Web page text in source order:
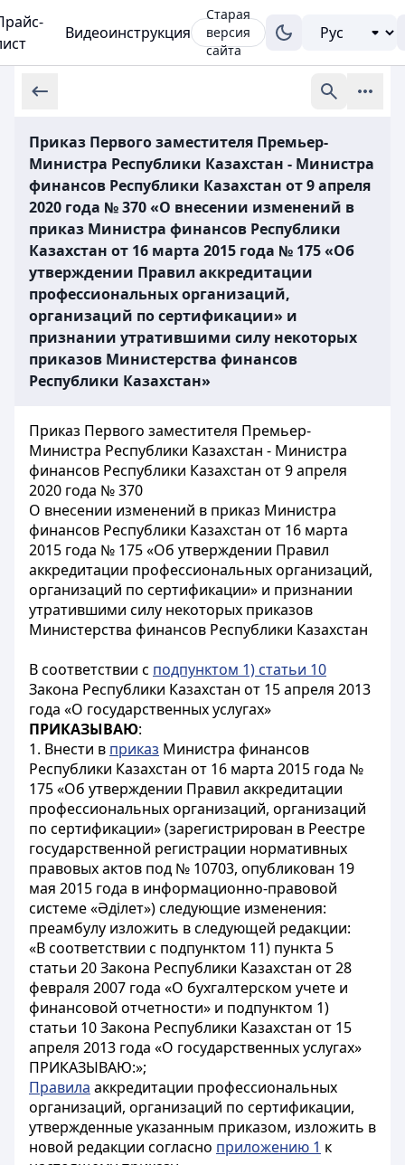
Видеоинструкция
Старая
версия
сайта
Приказ Первого заместителя Премьер-
Министра Республики Казахстан - Министра
финансов Республики Казахстан от 9 апреля
2020 года № 370 «О внесении изменений в
приказ Министра финансов Республики
Казахстан от 16 марта 2015 года № 175 «Об
утверждении Правил аккредитации
профессиональных организаций,
организаций по сертификации» и
признании утратившими силу некоторых
приказов Министерства финансов
Республики Казахстан»
Приказ Первого заместителя Премьер-
Министра Республики Казахстан - Министра
финансов Республики Казахстан от 9 апреля
2020 года № 370
О внесении изменений в приказ Министра
финансов Республики Казахстан от 16 марта
2015 года № 175 «Об утверждении Правил
аккредитации профессиональных организаций,
организаций по сертификации» и признании
утратившими силу некоторых приказов
Министерства финансов Республики Казахстан
В соответствии с подпунктом 1) статьи 10
Закона Республики Казахстан от 15 апреля 2013
года «О государственных услугах»
ПРИКАЗЫВАЮ:
1. Внести в приказ Министра финансов
Республики Казахстан от 16 марта 2015 года №
175 «Об утверждении Правил аккредитации
профессиональных организаций, организаций
по сертификации» (зарегистрирован в Реестре
государственной регистрации нормативных
правовых актов под № 10703, опубликован 19
мая 2015 года в информационно-правовой
системе «Әділет») следующие изменения:
преамбулу изложить в следующей редакции:
«В соответствии с подпунктом 11) пункта 5
статьи 20 Закона Республики Казахстан от 28
февраля 2007 года «О бухгалтерском учете и
финансовой отчетности» и подпунктом 1)
статьи 10 Закона Республики Казахстан от 15
апреля 2013 года «О государственных услугах»
ПРИКАЗЫВАЮ:»;
Правила аккредитации профессиональных
организаций, организаций по сертификации,
утвержденные указанным приказом, изложить в
новой редакции согласно приложению 1 к